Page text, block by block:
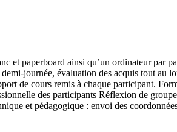
et paperboard ainsi qu’un ordinateur par
journée, évaluation des acquis tout
de cours remis à chaque participant.
des participants Réflexion de
et pédagogique : envoi des